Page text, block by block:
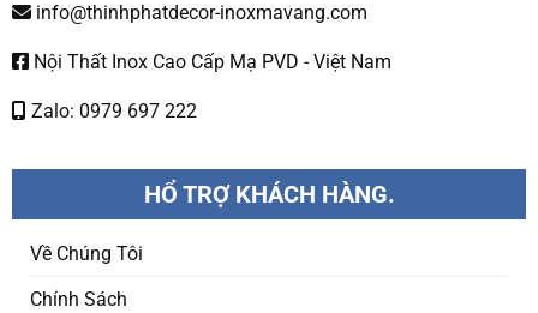
info@thinhphatdecor-inoxmavang.com
Nội Thất Inox Cao Cấp Mạ PVD - Việt Nam
Zalo: 0979 697 222
HỔ TRỢ KHÁCH HÀNG.
Về Chúng Tôi
Chính Sách